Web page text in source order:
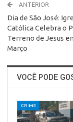
ANTERIOR
Dia de São José:
Católica Celebra o
Terreno de Jesus
Março
VOCÊ PODE
CRIME